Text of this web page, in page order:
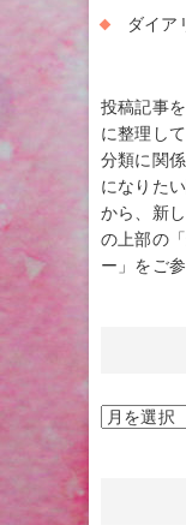
ダイ
投稿記事
に整理して
分類に関
になりた
から、新
の上部の
ー」をご
ア